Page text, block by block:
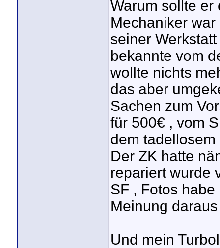
Warum sollte er
Mechaniker
seiner
bekannte vom
wollte nichts
das aber
Sachen zum
für 500€ , vom
dem
Der ZK hatte
repariert wurde
SF , Fotos
Meinung
Und mein